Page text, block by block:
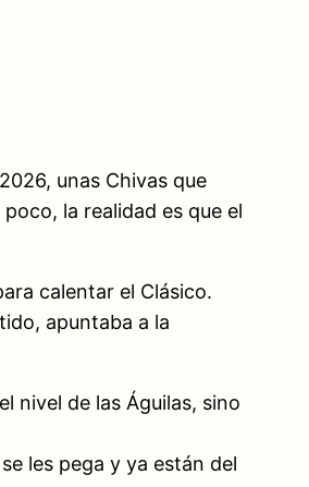
unas Chivas que
la realidad es que el
calentar el Clásico.
apuntaba a la
nivel de las Águilas, sino
les pega y ya están del